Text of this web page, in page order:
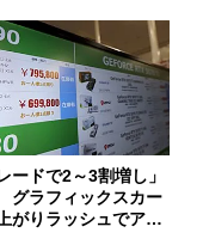
ードで2～3割増し」
ラフィックスカー
がりラッシュでアキ